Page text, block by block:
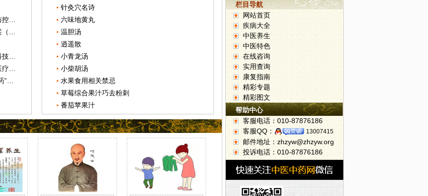
针灸穴名诗
六味地黄丸
温胆汤
逍遥散
小青龙汤
小柴胡汤
水果食用相关禁忌
草莓综合果汁巧去粉刺
番茄苹果汁
栏目导航
网站首页
疾病大全
中医养生
中医特色
在线咨询
实用查询
康复指南
精彩专题
精彩图文
帮助中心
客服电话：010-87876186
客服QQ：
13007415
邮件地址：zhzyw@zhzyw.org
投诉电话：010-87876186